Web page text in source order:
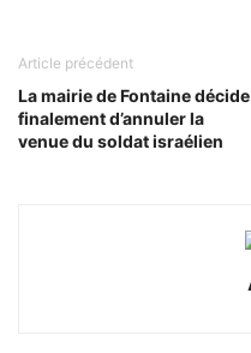
Article précédent
La mairie de Fontaine décide
finalement d’annuler la
venue du soldat israélien